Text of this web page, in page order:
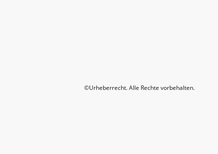
©Urheberrecht. Alle Rechte vorbehalten.